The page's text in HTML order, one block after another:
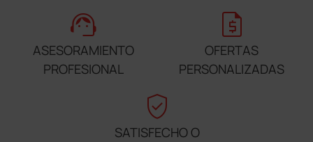
support_agent
ASESORAMIENTO
PROFESIONAL
request_quote
OFERTAS
PERSONALIZADAS
verified_user
SATISFECHO O